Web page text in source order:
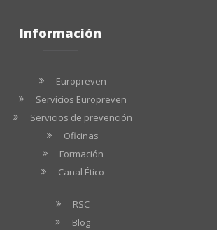
Información
Europreven
Servicios Europreven
Servicios de prevención
Oficinas
Formación
Canal Ético
RSC
Blog